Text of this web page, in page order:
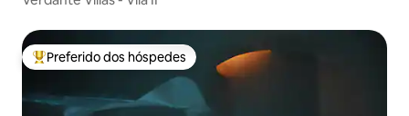
Entre os melhores preferidos dos hóspedes
Preferido dos hóspedes